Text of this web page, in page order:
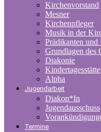
Kirchenvorstand
Mesner
Kirchenpfleger
Musik in der
Prädikanten und
Grundlagen des
Diakonie
Kindertagesstätte
Alpha
Jugendarbeit
Diakon*In
Jugendausschuss
Termine